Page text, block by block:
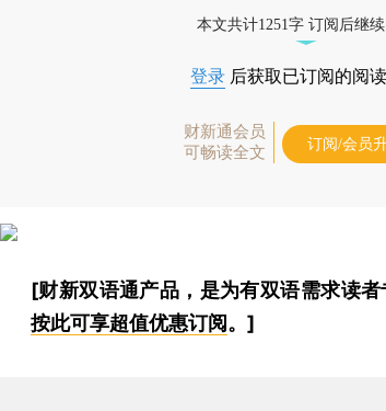
本文共计1251字 订阅后继
登录 后获取已订阅的阅
财新通会员
可畅读全文
订阅/会员
[财新双语通产品，是为有双语需求读者
按此可享超值优惠订阅。]